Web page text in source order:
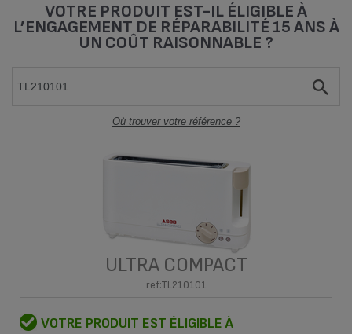
VOTRE PRODUIT EST-IL ÉLIGIBLE À
L’ENGAGEMENT DE RÉPARABILITÉ 15 ANS À
UN COÛT RAISONNABLE ?
Où trouver votre référence ?
ULTRA COMPACT
ref:TL210101
VOTRE PRODUIT EST ÉLIGIBLE À